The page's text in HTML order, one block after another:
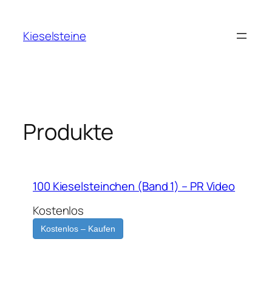
springen
Kieselsteine
Produkte
100 Kieselsteinchen (Band 1) – PR Video
Kostenlos
Kostenlos – Kaufen